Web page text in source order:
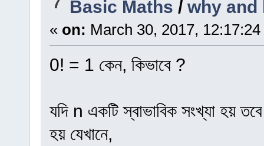
Basic Maths /why and
« on: March 30, 2017,
0! = 1 কেন, কিভাবে ?
যদি n একটি স্বাভাবিক সংখ্যা হয়
হয় যেখানে,